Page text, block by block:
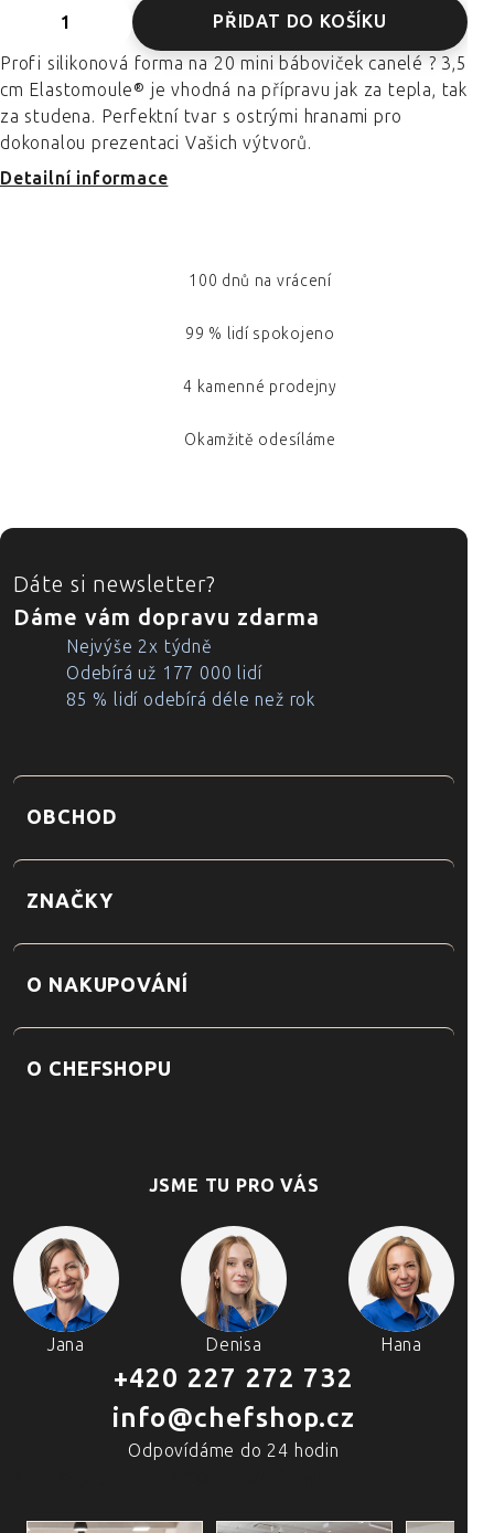
PŘIDAT DO KOŠÍKU
Profi silikonová forma na 20 mini báboviček canelé ? 3,5
cm Elastomoule® je vhodná na přípravu jak za tepla, tak
za studena. Perfektní tvar s ostrými hranami pro
dokonalou prezentaci Vašich výtvorů.
Detailní informace
100 dnů na vrácení
99 % lidí spokojeno
4 kamenné prodejny
Okamžitě odesíláme
ZÁPATÍ
Dáte si newsletter?
Dáme vám dopravu zdarma
Nejvýše 2x týdně
Odebírá už 177 000 lidí
85 % lidí odebírá déle než rok
OBCHOD
ZNAČKY
O NAKUPOVÁNÍ
O CHEFSHOPU
JSME TU PRO VÁS
Jana Denisa Hana
+420 227 272 732
info@chefshop.cz
Odpovídáme do 24 hodin